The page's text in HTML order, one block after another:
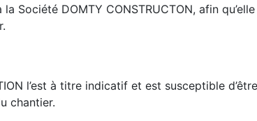
DOMTY CONSTRUCTON, afin
l’est à titre indicatif et est susceptible
chantier.